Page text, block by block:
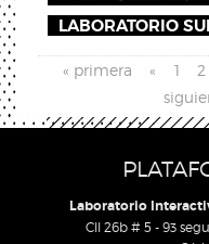
LABORATORIO
Páginas
« primera « 1 2
Laboratorio
Cll 26b # 5 - 93